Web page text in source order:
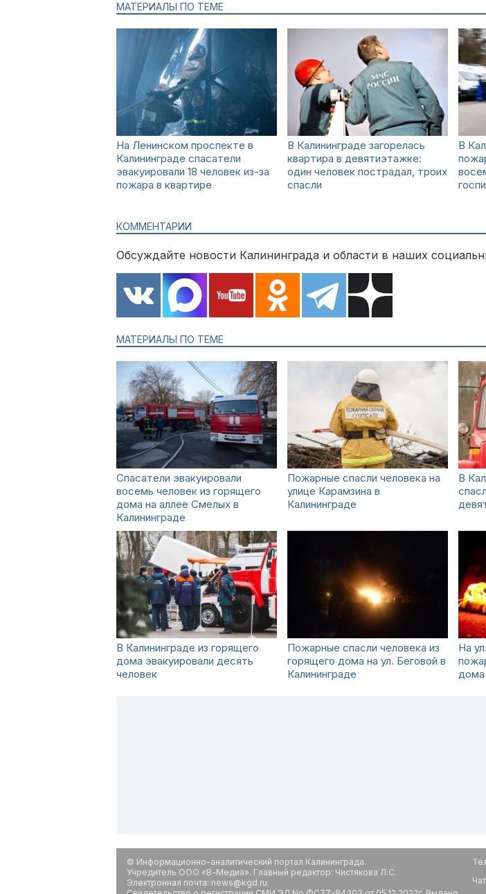
МАТЕРИАЛЫ ПО ТЕМЕ
На Ленинском проспекте в
Калининграде спасатели
эвакуировали 18 человек из-за
пожара в квартире
В Калининграде загорелась
квартира в девятиэтажке:
один человек пострадал, троих
спасли
В
КОММЕНТАРИИ
Обсуждайте новости Калининграда и области в наших
МАТЕРИАЛЫ ПО ТЕМЕ
Спасатели эвакуировали
восемь человек из горящего
дома на аллее Смелых в
Калининграде
Пожарные спасли человека на
улице Карамзина в
Калининграде
В
В Калининграде из горящего
дома эвакуировали десять
человек
Пожарные спасли человека из
горящего дома на ул. Беговой в
Калининграде
На
дома
© Информационно-аналитический портал Калининграда.
Учредитель ООО «В-Медиа». Главный редактор: Чистякова Л.С.
Электронная почта: news@kgd.ru.